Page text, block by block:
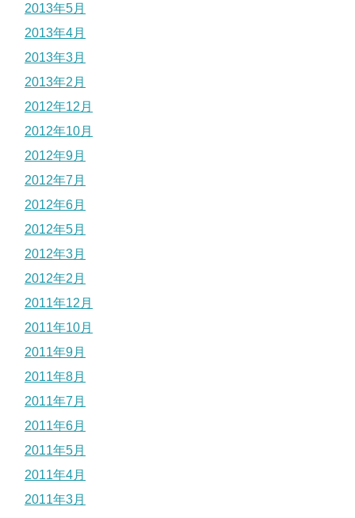
2013年5月
2013年4月
2013年3月
2013年2月
2012年12月
2012年10月
2012年9月
2012年7月
2012年6月
2012年5月
2012年3月
2012年2月
2011年12月
2011年10月
2011年9月
2011年8月
2011年7月
2011年6月
2011年5月
2011年4月
2011年3月